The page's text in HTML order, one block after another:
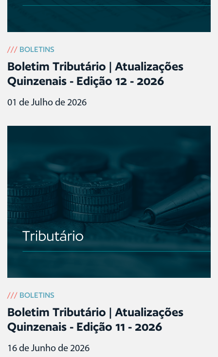
/// BOLETINS
Boletim Tributário | Atualizações
Quinzenais - Edição 12 - 2026
01 de Julho de 2026
/// BOLETINS
Boletim Tributário | Atualizações
Quinzenais - Edição 11 - 2026
16 de Junho de 2026